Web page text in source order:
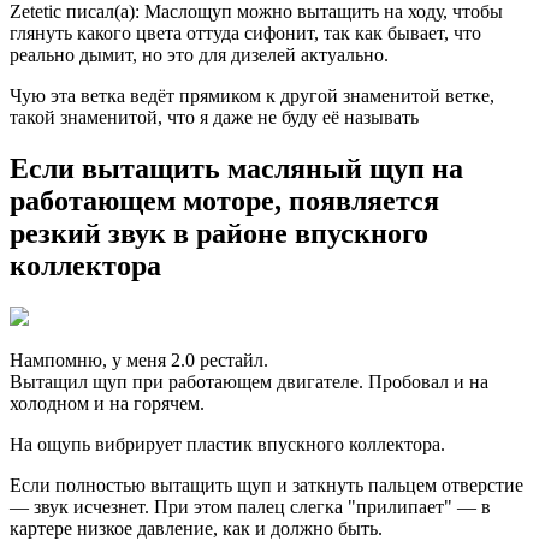
Zetetic писал(а): Маслощуп можно вытащить на ходу, чтобы
глянуть какого цвета оттуда сифонит, так как бывает, что
реально дымит, но это для дизелей актуально.
Чую эта ветка ведёт прямиком к другой знаменитой ветке,
такой знаменитой, что я даже не буду её называть
Если вытащить масляный щуп на
работающем моторе, появляется
резкий звук в районе впускного
коллектора
Нампомню, у меня 2.0 рестайл.
Вытащил щуп при работающем двигателе. Пробовал и на
холодном и на горячем.
На ощупь вибрирует пластик впускного коллектора.
Если полностью вытащить щуп и заткнуть пальцем отверстие
— звук исчезнет. При этом палец слегка "прилипает" — в
картере низкое давление, как и должно быть.